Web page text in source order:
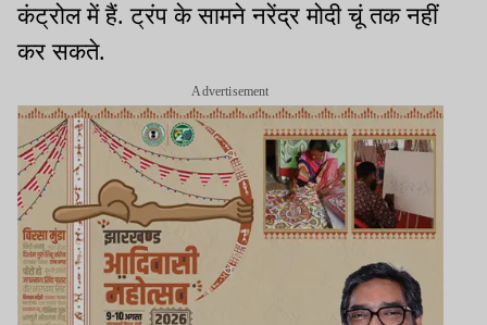
कंट्रोल में हैं. ट्रंप के सामने नरेंद्र मोदी चूं तक नहीं
कर सकते.
Advertisement